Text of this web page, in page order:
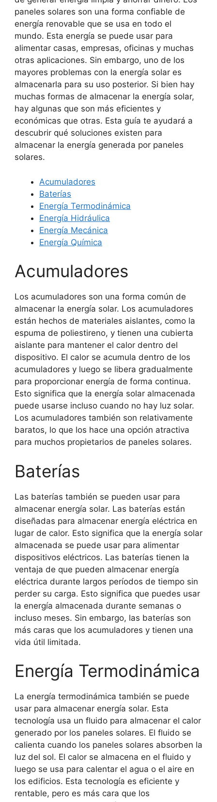
paneles solares son una forma confiable de
energía renovable que se usa en todo el
mundo. Esta energía se puede usar para
alimentar casas, empresas, oficinas y muchas
otras aplicaciones. Sin embargo, uno de los
mayores problemas con la energía solar es
almacenarla para su uso posterior. Si bien hay
muchas formas de almacenar la energía solar,
hay algunas que son más eficientes y
económicas que otras. Esta guía te ayudará a
descubrir qué soluciones existen para
almacenar la energía generada por paneles
solares.
Acumuladores
Baterías
Energía Termodinámica
Energía Hidráulica
Energía Mecánica
Energía Química
Acumuladores
Los acumuladores son una forma común de
almacenar la energía solar. Los acumuladores
están hechos de materiales aislantes, como la
espuma de poliestireno, y tienen una cubierta
aislante para mantener el calor dentro del
dispositivo. El calor se acumula dentro de los
acumuladores y luego se libera gradualmente
para proporcionar energía de forma continua.
Esto significa que la energía solar almacenada
puede usarse incluso cuando no hay luz solar.
Los acumuladores también son relativamente
baratos, lo que los hace una opción atractiva
para muchos propietarios de paneles solares.
Baterías
Las baterías también se pueden usar para
almacenar energía solar. Las baterías están
diseñadas para almacenar energía eléctrica en
lugar de calor. Esto significa que la energía solar
almacenada se puede usar para alimentar
dispositivos eléctricos. Las baterías tienen la
ventaja de que pueden almacenar energía
eléctrica durante largos períodos de tiempo sin
perder su carga. Esto significa que puedes usar
la energía almacenada durante semanas o
incluso meses. Sin embargo, las baterías son
más caras que los acumuladores y tienen una
vida útil limitada.
Energía Termodinámica
La energía termodinámica también se puede
usar para almacenar energía solar. Esta
tecnología usa un fluido para almacenar el calor
generado por los paneles solares. El fluido se
calienta cuando los paneles solares absorben la
luz del sol. El calor se almacena en el fluido y
luego se usa para calentar el agua o el aire en
los edificios. Esta tecnología es eficiente y
rentable, pero es más cara que los